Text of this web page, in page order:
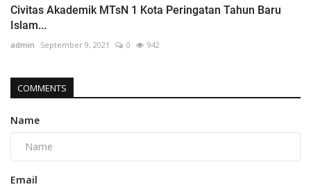
Civitas Akademik MTsN 1 Kota Peringatan Tahun Baru
Islam...
admin September 9, 2021 0 942
COMMENTS
Name
Email